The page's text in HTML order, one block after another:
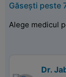
Găsești peste
Alege medicul
Dr.